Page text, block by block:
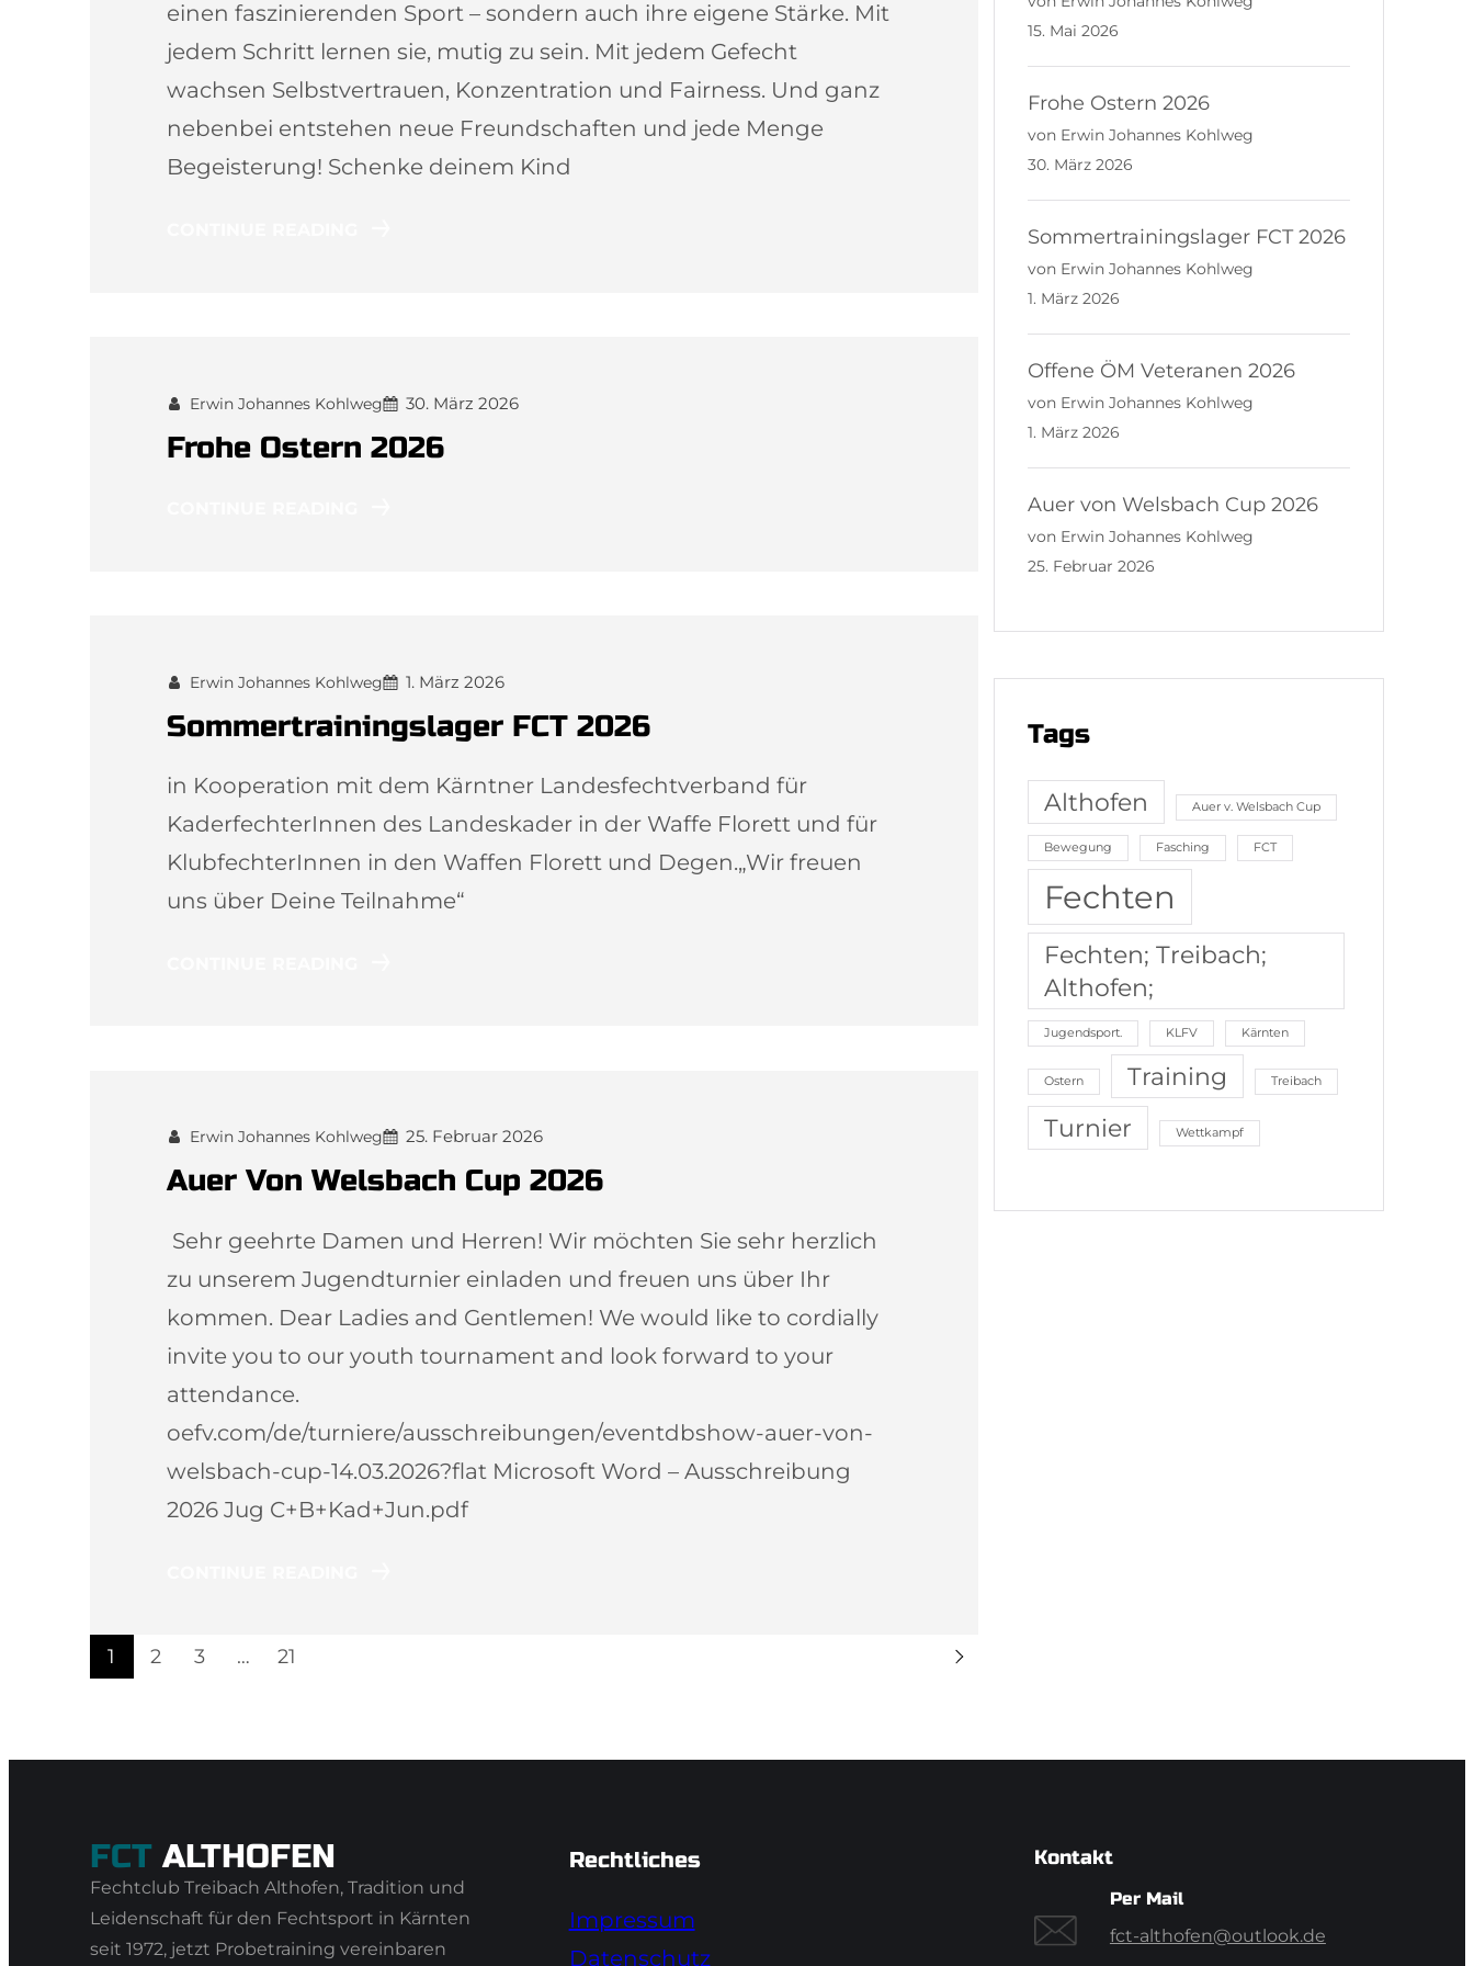
einen faszinierenden Sport – sondern auch ihre eigene Stärke. Mit
jedem Schritt lernen sie, mutig zu sein. Mit jedem Gefecht
wachsen Selbstvertrauen, Konzentration und Fairness. Und ganz
nebenbei entstehen neue Freundschaften und jede Menge
Begeisterung! Schenke deinem Kind
Erwin Johannes Kohlweg 30. März 2026
Frohe Ostern 2026
Erwin Johannes Kohlweg 1. März 2026
Sommertrainingslager FCT 2026
in Kooperation mit dem Kärntner Landesfechtverband für
KaderfechterInnen des Landeskader in der Waffe Florett und für
KlubfechterInnen in den Waffen Florett und Degen.„Wir freuen
uns über Deine Teilnahme“
Erwin Johannes Kohlweg 25. Februar 2026
Auer Von Welsbach Cup 2026
Sehr geehrte Damen und Herren! Wir möchten Sie sehr herzlich
zu unserem Jugendturnier einladen und freuen uns über Ihr
kommen. Dear Ladies and Gentlemen! We would like to cordially
invite you to our youth tournament and look forward to your
attendance.
oefv.com/de/turniere/ausschreibungen/eventdbshow-auer-von-
welsbach-cup-14.03.2026?flat Microsoft Word – Ausschreibung
2026 Jug C+B+Kad+Jun.pdf
1 2 3 … 21
15. Mai 2026
Frohe Ostern 2026
von Erwin Johannes Kohlweg
30. März 2026
Sommertrainingslager FCT 2026
von Erwin Johannes Kohlweg
1. März 2026
Offene ÖM Veteranen 2026
von Erwin Johannes Kohlweg
1. März 2026
Auer von Welsbach Cup 2026
von Erwin Johannes Kohlweg
25. Februar 2026
Tags
Althofen Auer v. Welsbach Cup
Bewegung Fasching FCT
Fechten
Fechten; Treibach;
Althofen;
Jugendsport. KLFV Kärnten
Ostern Training Treibach
Turnier Wettkampf
FCT ALTHOFEN
Fechtclub Treibach Althofen, Tradition und
Leidenschaft für den Fechtsport in Kärnten
seit 1972, jetzt Probetraining vereinbaren
Rechtliches
Impressum
Datenschutz
Kontakt
Per Mail
fct-althofen@outlook.de